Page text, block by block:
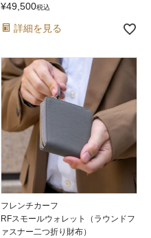
¥49,500税込
詳細を見る
フレンチカーフ
RFスモールウォレット（ラウンドフ
ァスナー二つ折り財布）